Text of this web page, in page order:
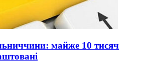
майже 10 тисяч